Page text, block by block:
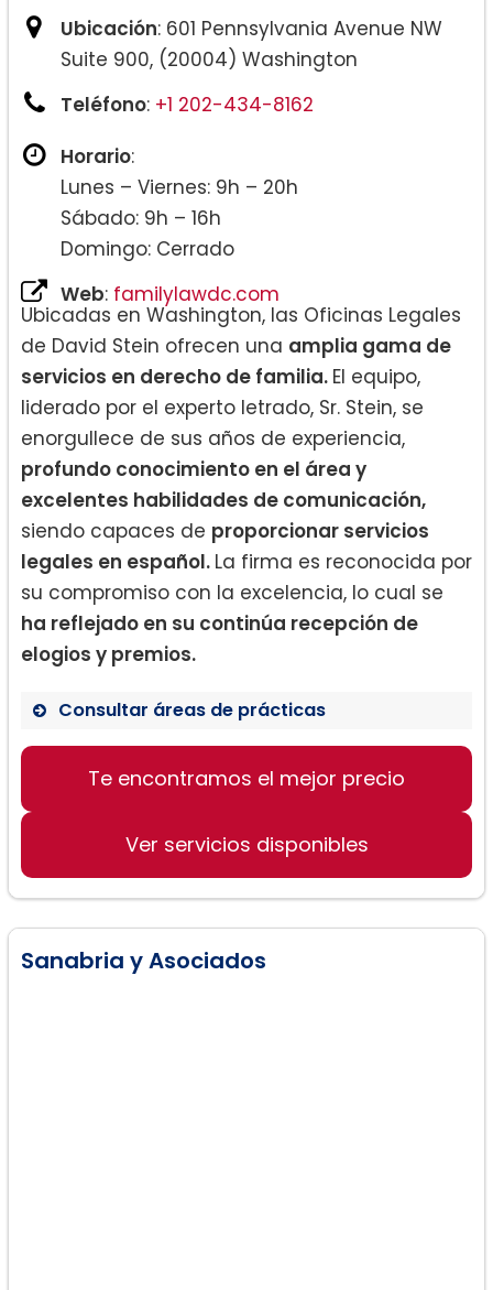
Ubicación: 601 Pennsylvania Avenue NW
Suite 900, (20004) Washington
Teléfono: +1 202-434-8162
Horario:
Lunes – Viernes: 9h – 20h
Sábado: 9h – 16h
Domingo: Cerrado
Web: familylawdc.com
Ubicadas en Washington, las Oficinas Legales
de David Stein ofrecen una amplia gama de
servicios en derecho de familia. El equipo,
liderado por el experto letrado, Sr. Stein, se
enorgullece de sus años de experiencia,
profundo conocimiento en el área y
excelentes habilidades de comunicación,
siendo capaces de proporcionar servicios
legales en español. La firma es reconocida por
su compromiso con la excelencia, lo cual se
ha reflejado en su continúa recepción de
elogios y premios.
Consultar áreas de prácticas
Custodia de Menores
Adopciones
Te encontramos el mejor precio
Ver servicios disponibles
Sanabria y Asociados